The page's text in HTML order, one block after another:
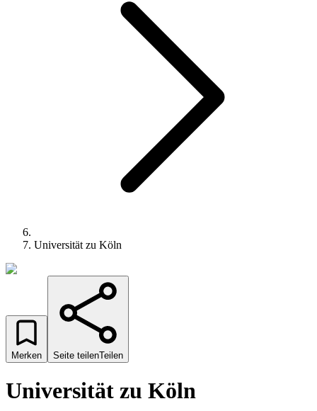
Universität zu Köln
Merken Seite teilenTeilen
Universität zu Köln